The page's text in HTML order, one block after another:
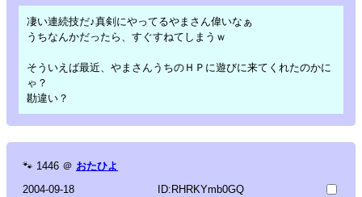
凄い連続技だ♪真剣にやってるやまさん偉いなぁ
うちなんかだったら、すぐすねてしまうｗ
そういえば最近、やまさんうちのＨＰに遊びに来てくれたのかに
ゃ？
勘違い？
🐾 1446 ＠ おたひよ
2004-09-18
ID:RHRKYmb0GQ